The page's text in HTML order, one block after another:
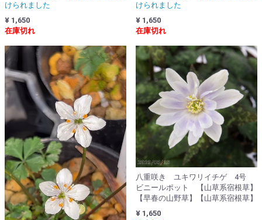
けられました
¥ 1,650
在庫切れ
けられました
¥ 1,650
在庫切れ
八重咲き ユキワリイチゲ 4号
ビニールポット 【山草系宿根草】
【早春の山野草】【山草系宿根草】
¥ 1,650